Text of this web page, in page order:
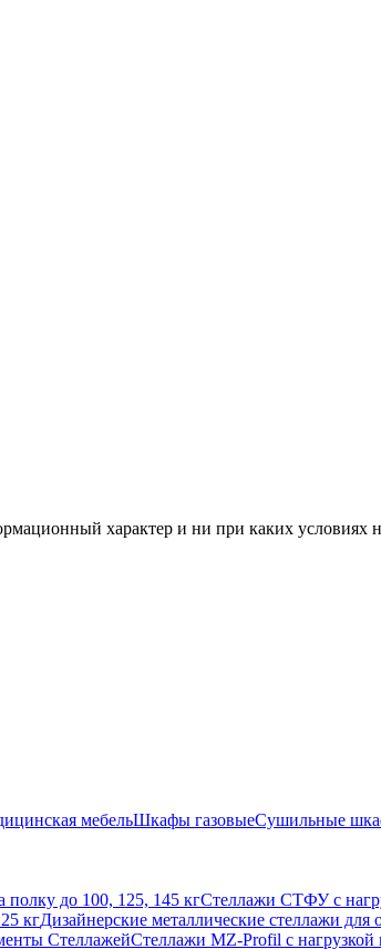
характер и ни при каких условиях
мебельШкафы газовыеСушильные
до 100, 125, 145 кгСтеллажи СТФУ с
кгДизайнерские металлические стеллажи
СтеллажейСтеллажи MZ-Profil с нагрузкой